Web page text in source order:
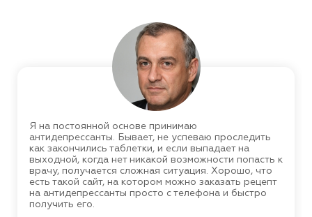
Я на постоянной основе принимаю
антидепрессанты. Бывает, не успеваю проследить
как закончились таблетки, и если выпадает на
выходной, когда нет никакой возможности попасть к
врачу, получается сложная ситуация. Хорошо, что
есть такой сайт, на котором можно заказать рецепт
на антидепрессанты просто с телефона и быстро
получить его.